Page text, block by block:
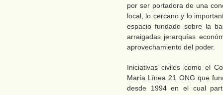
por ser portadora de una
local, lo cercano y lo
espacio fundado sobre la
arraigadas jerarquías
aprovechamiento del poder.
Iniciativas civiles como el
María Línea 21 ONG que
desde 1994 en el cual